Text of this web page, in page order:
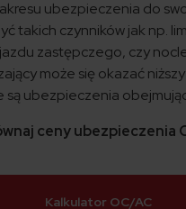
ubezpieczenia do
takich czynników jak np.
zastępczego, czy
może się okazać
ubezpieczenia
ceny ubezpieczenia
Kalkulator OC/AC